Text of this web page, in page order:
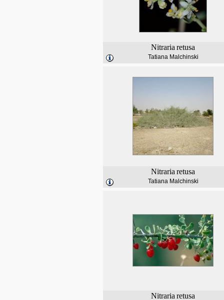
Nitraria retusa
Tatiana Malchinski
Nitraria retusa
Tatiana Malchinski
Nitraria retusa